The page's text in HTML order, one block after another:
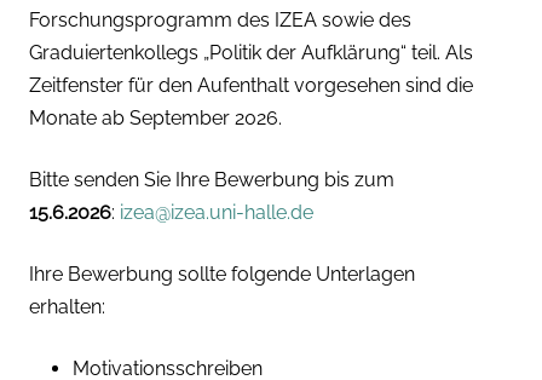
Forschungsprogramm des IZEA sowie des
Graduiertenkollegs „Politik der Aufklärung“ teil. Als
Zeitfenster für den Aufenthalt vorgesehen sind die
Monate ab September 2026.
Bitte senden Sie Ihre Bewerbung bis zum
15.6.2026: izea@izea.uni-halle.de
Ihre Bewerbung sollte folgende Unterlagen
erhalten:
Motivationsschreiben